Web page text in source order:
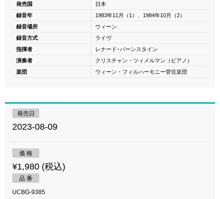
発売国
日本
録音年
1983年11月（1）、1984年10月（2）
録音場所
ウィーン
録音方式
ライヴ
指揮者
レナード･バーンスタイン
演奏者
クリスチャン・ツィメルマン（ピアノ）
楽団
ウィーン・フィルハーモニー管弦楽団
発売日
2023-08-09
価 格
¥1,980 (税込)
品 番
UCBG-9385